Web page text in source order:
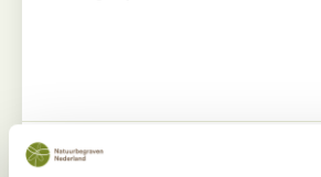
Deel dit antwoord